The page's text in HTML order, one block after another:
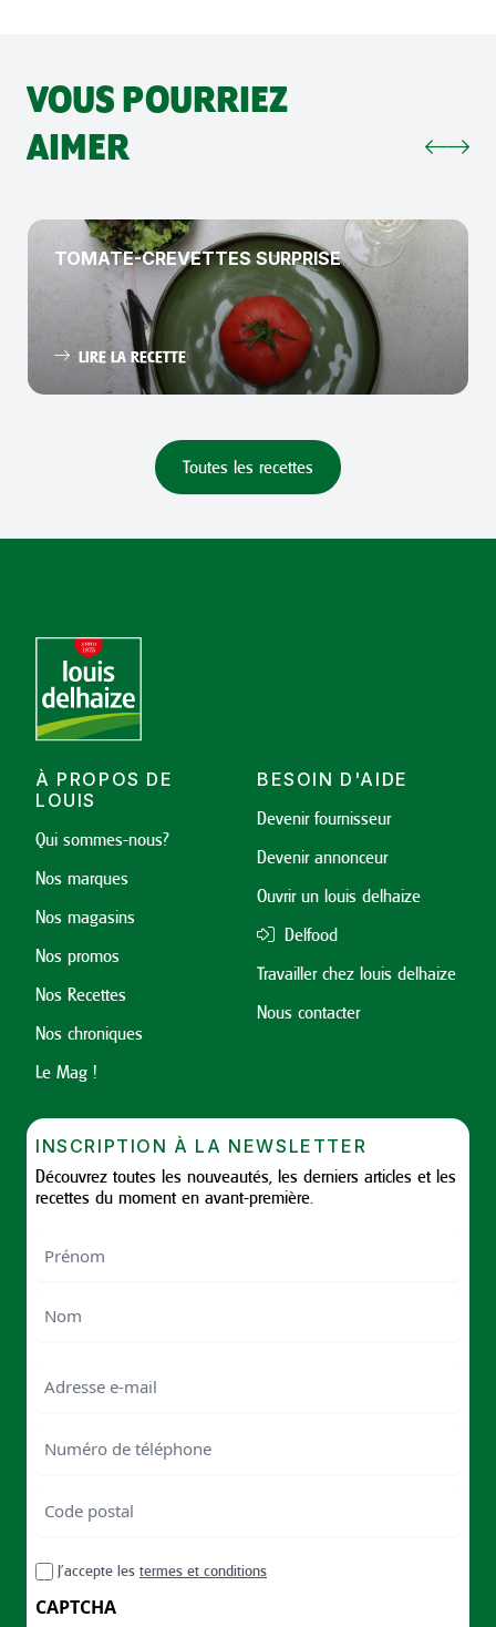
VOUS POURRIEZ
AIMER
TOMATE-CREVETTES SURPRISE
LIRE LA RECETTE
Toutes les recettes
À PROPOS DE
LOUIS
Qui sommes-nous?
Nos marques
Nos magasins
Nos promos
Nos Recettes
Nos chroniques
Le Mag !
BESOIN D'AIDE
Devenir fournisseur
Devenir annonceur
Ouvrir un louis delhaize
Delfood
Travailler chez louis delhaize
Nous contacter
INSCRIPTION À LA NEWSLETTER
Découvrez toutes les nouveautés, les derniers articles et les
recettes du moment en avant-première.
de
postal
postal
RGPDJ’accepte les termes et conditions
CAPTCHA